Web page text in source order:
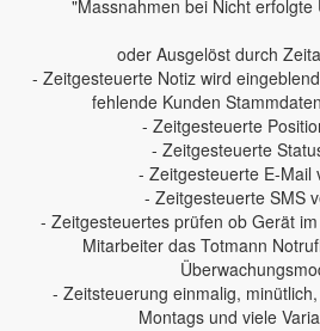
"Massnahmen bei Nicht erfolgte
oder Ausgelöst durch
- Zeitgesteuerte Notiz wird
fehlende Kunden
- Zeitgesteuerte
- Zeitgesteuerte
- Zeitgesteuerte E-Mail
- Zeitgesteuerte SMS
- Zeitgesteuertes prüfen ob Gerät
Mitarbeiter das Totmann
- Zeitsteuerung einmalig,
Montags und viele